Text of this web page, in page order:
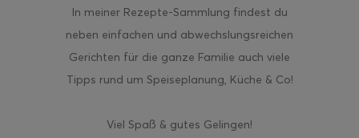
In meiner Rezepte-Sammlung findest du
neben einfachen und abwechslungsreichen
Gerichten für die ganze Familie auch viele
Tipps rund um Speiseplanung, Küche & Co!
Viel Spaß & gutes Gelingen!